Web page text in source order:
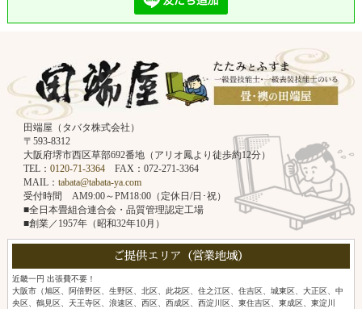
田端屋（タバタ株式会社）
〒593-8312
大阪府堺市西区草部692番地（アリオ鳳より徒歩約12分）
TEL： 0120-71-3364FAX：072-271-3364
MAIL： tabata@tabata-ya.com
受付時間 AM9:00～PM18:00（定休日/日･祝）
■全日本畳組合連合会・品質管理認定工場
■創業／1957年（昭和32年10月）
ご提供エリア（営業地域）
近畿一円 出張費不要！
大阪市（旭区、阿倍野区、生野区、北区、此花区、住之江区、住吉区、城東区、大正区、中
央区、鶴見区、天王寺区、浪速区、西区、西成区、西淀川区、東住吉区、東成区、東淀川